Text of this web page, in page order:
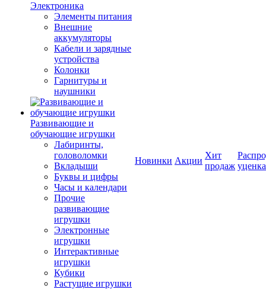
Электроника
Элементы питания
Внешние
аккумуляторы
Кабели и зарядные
устройства
Колонки
Гарнитуры и
наушники
Развивающие и
обучающие игрушки
Лабиринты,
головоломки
Вкладыши
Буквы и цифры
Часы и календари
Прочие
развивающие
игрушки
Электронные
игрушки
Интерактивные
игрушки
Кубики
Растущие игрушки
Новинки Акции
Хит
продаж уценка